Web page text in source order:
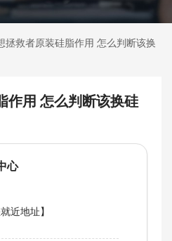
拯救者原装硅脂作用 怎么判断该换
作用 怎么判断该换硅
心
近地址】